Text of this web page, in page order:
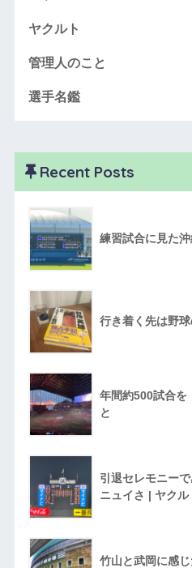
ヤクルト
管理人のこと
選手名鑑
Recent Posts
練習試合に見た
行き着く先は野球
年間約500試合を
と
引退セレモニー
ニュイさ | ヤクル
竹山と武岡に感